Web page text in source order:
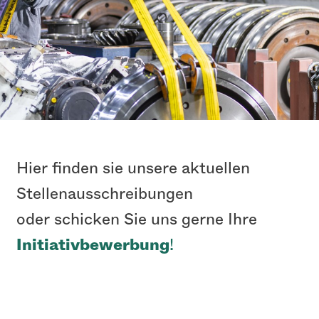
Vossloh Rolling Stock
Hier finden sie unsere aktuellen
Stellenausschreibungen
oder schicken Sie uns gerne Ihre
Initiativbewerbung!